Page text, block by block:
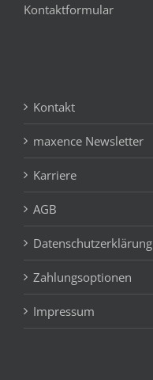
Kontaktformular
Kontakt
maxence Newsletter
Karriere
AGB
Datenschutzerklärung
Zahlungsoptionen
Impressum